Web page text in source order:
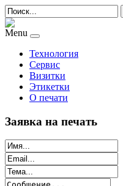
Menu
Технология
Сервис
Визитки
Этикетки
О печати
Заявка на печать